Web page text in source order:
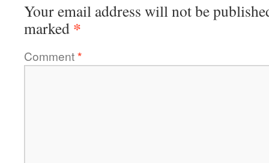
Your email address will not be
marked *
Comment*